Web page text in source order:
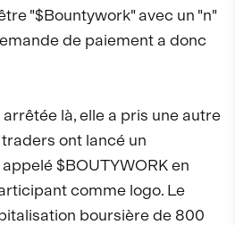
"$Bountywork" avec un "n"
de paiement a donc
là, elle a pris une autre
ont lancé un
$BOUTYWORK en
comme logo. Le
boursière de 800